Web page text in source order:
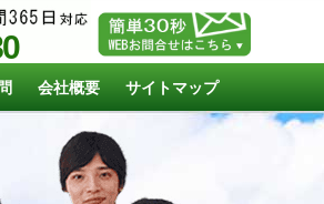
会社概要 サイトマップ